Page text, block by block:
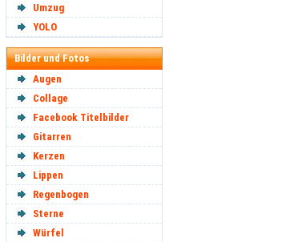
Umzug
YOLO
Bilder und Fotos
Augen
Collage
Facebook Titelbilder
Gitarren
Kerzen
Lippen
Regenbogen
Sterne
Würfel